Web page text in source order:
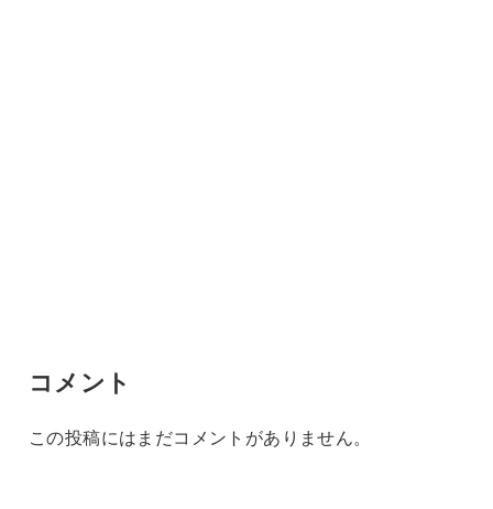
コメント
この投稿にはまだコメントがありません。